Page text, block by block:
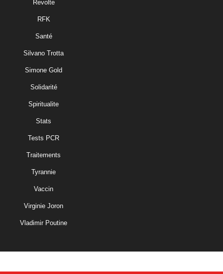
Revolte
RFK
Santé
Silvano Trotta
Simone Gold
Solidarité
Spiritualite
Stats
Tests PCR
Traitements
Tyrannie
Vaccin
Virginie Joron
Vladimir Poutine